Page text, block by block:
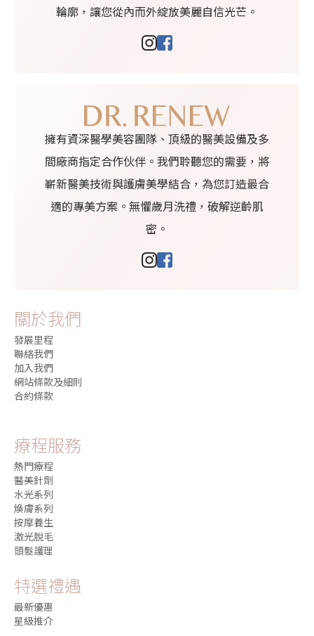
輪廓，讓您從內而外綻放美麗自信光芒。
擁有資深醫學美容團隊、頂級的醫美設備及多
間廠商指定合作伙伴。我們聆聽您的需要，將
嶄新醫美技術與護膚美學結合，為您訂造最合
適的專美方案。無懼歲月洗禮，破解逆齡肌
密。
關於我們
發展里程
聯絡我們
加入我們
網站條款及細則
合約條款
療程服務
熱門療程
醫美針劑
水光系列
煥膚系列
按摩養生
激光脫毛
頭髮護理
特選禮遇
最新優惠
星級推介